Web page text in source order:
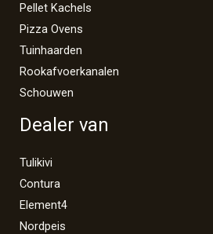
Pellet Kachels
Pizza Ovens
Tuinhaarden
Rookafvoerkanalen
Schouwen
Dealer van
Tulikivi
Contura
Element4
Nordpeis